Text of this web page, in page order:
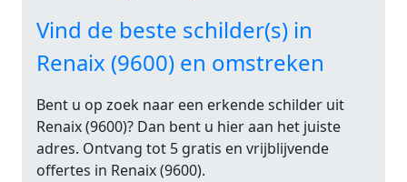
Vind de beste schilder(s) in
Renaix (9600) en omstreken
Bent u op zoek naar een erkende schilder uit
Renaix (9600)? Dan bent u hier aan het juiste
adres. Ontvang tot 5 gratis en vrijblijvende
offertes in Renaix (9600).